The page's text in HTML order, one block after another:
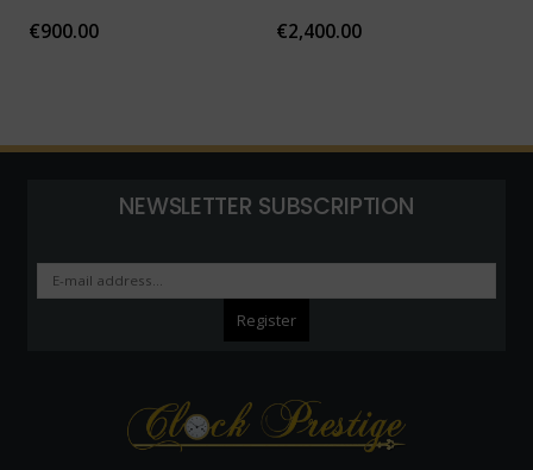
€900.00 €2,400.00
NEWSLETTER SUBSCRIPTION